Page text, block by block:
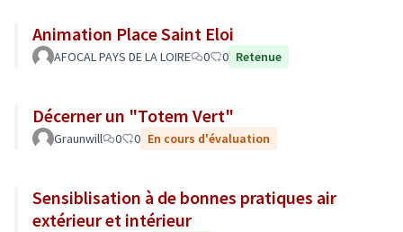
Animation Place Saint Eloi
AFOCAL PAYS DE LA LOIRE 0 0 Retenue
Décerner un "Totem Vert"
Graunwill 0 0 En cours d'évaluation
Sensiblisation à de bonnes pratiques air
extérieur et intérieur